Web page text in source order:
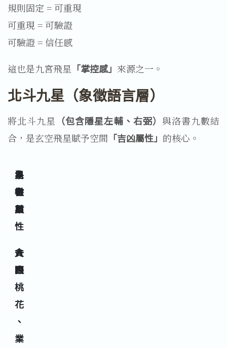
規則固定 = 可重現
可重現 = 可驗證
可驗證 = 信任感
這也是九宮飛星 「掌控感」 來源之一。
北斗九星（象徵語言層）
將北斗九星 （包含隱星左輔、右弼） 與洛書九數結
合，是玄空飛星賦予空間 「吉凶屬性」 的核心。
洛
書
數
星
名
象
徵
屬
性
一
白
貪
狼
人
際
桃
花
、
業